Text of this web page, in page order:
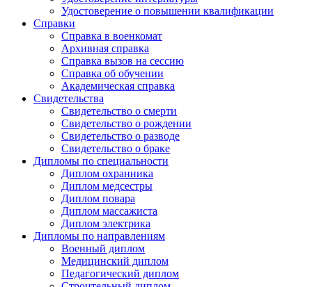
Удостоверение о повышении квалификации
Справки
Справка в военкомат
Архивная справка
Справка вызов на сессию
Справка об обучении
Академическая справка
Свидетельства
Свидетельство о смерти
Свидетельство о рождении
Свидетельство о разводе
Свидетельство о браке
Дипломы по специальности
Диплом охранника
Диплом медсестры
Диплом повара
Диплом массажиста
Диплом электрика
Дипломы по направлениям
Военный диплом
Медицинский диплом
Педагогический диплом